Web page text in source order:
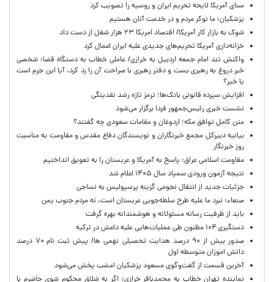
سنای آمریکا لایحه تحریم ایران و روسیه را تصویب کرد
پزشکیان: ما نوکر مردم و در خدمت آنان هستیم
شوک به بازار کار آمریکا/ اقتصاد امریکا ۲۳ هزار شغل از دست داد
خزانه‌داری آمریکا تحریم‌های جدیدی علیه ایران اعمال کرد
واکنش تند امام جمعه اردبیل به خرازی/ عاملی خطاب به دستگاه قضا: شخصی
خبر دروغ به رهبری بست و دفتر رهبری با صراحت آن را رد کرد، آیا این جرم است
یا خیر؟
افزایش سپرده قانونی بانک‌ها؛ ترمز تازه رشد نقدینگی
نشست خبری رئیس‌جمهور فردا برگزار می‌شود
متن کامل توافق مکه؛ اردوغان و مقامات سعودی چه گفتند؟
بیانیه دبیرکل مجمع خبرنگاران و نویسندگان دفاع مقدس و مقاومت به مناسبت
روز خبرنگار
مقاومت اسلامی عراق: پاسخ به آمریکا و عربستان را به تعویق انداختیم
نتیجه آزمون ورودی سمپاد سال ۱۴۰۵ اعلام شد
جزئیات جدید از انتقال نجومی گزینه پرسپولیس به نساجی
صنعاء: نبرد ما علیه طرح سلطه‌جویی عربستان است، نه مردم جنوب یمن
باید از ظرفیت رسانه مسئولانه و هوشمندانه بهره گرفت
دستگیری ۱۰۴ مظنون طی عملیات‌هایی علیه داعش در ترکیه
صدور بیش از ۹۰ درصد هدایت تحصیلی نهمی ها/ پیش ثبت نام ۷۰ درصد
دانش اموزان متوسطه اول
آخرین قسمت از گفت‌وگوی مسعود پزشکیان امشب پخش می‌شود
نماینده تهران خطاب به محمدباقر خرازی: اگر به شلاق محکوم شوی حاضرم با